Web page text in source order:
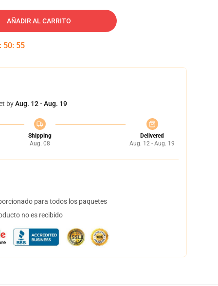
AÑADIR AL CARRITO
: 50: 54
byAug. 12 - Aug. 19
Shipping
Aug. 08
Delivered
Aug. 12 - Aug. 19
para todos los paquetes
no es recibido